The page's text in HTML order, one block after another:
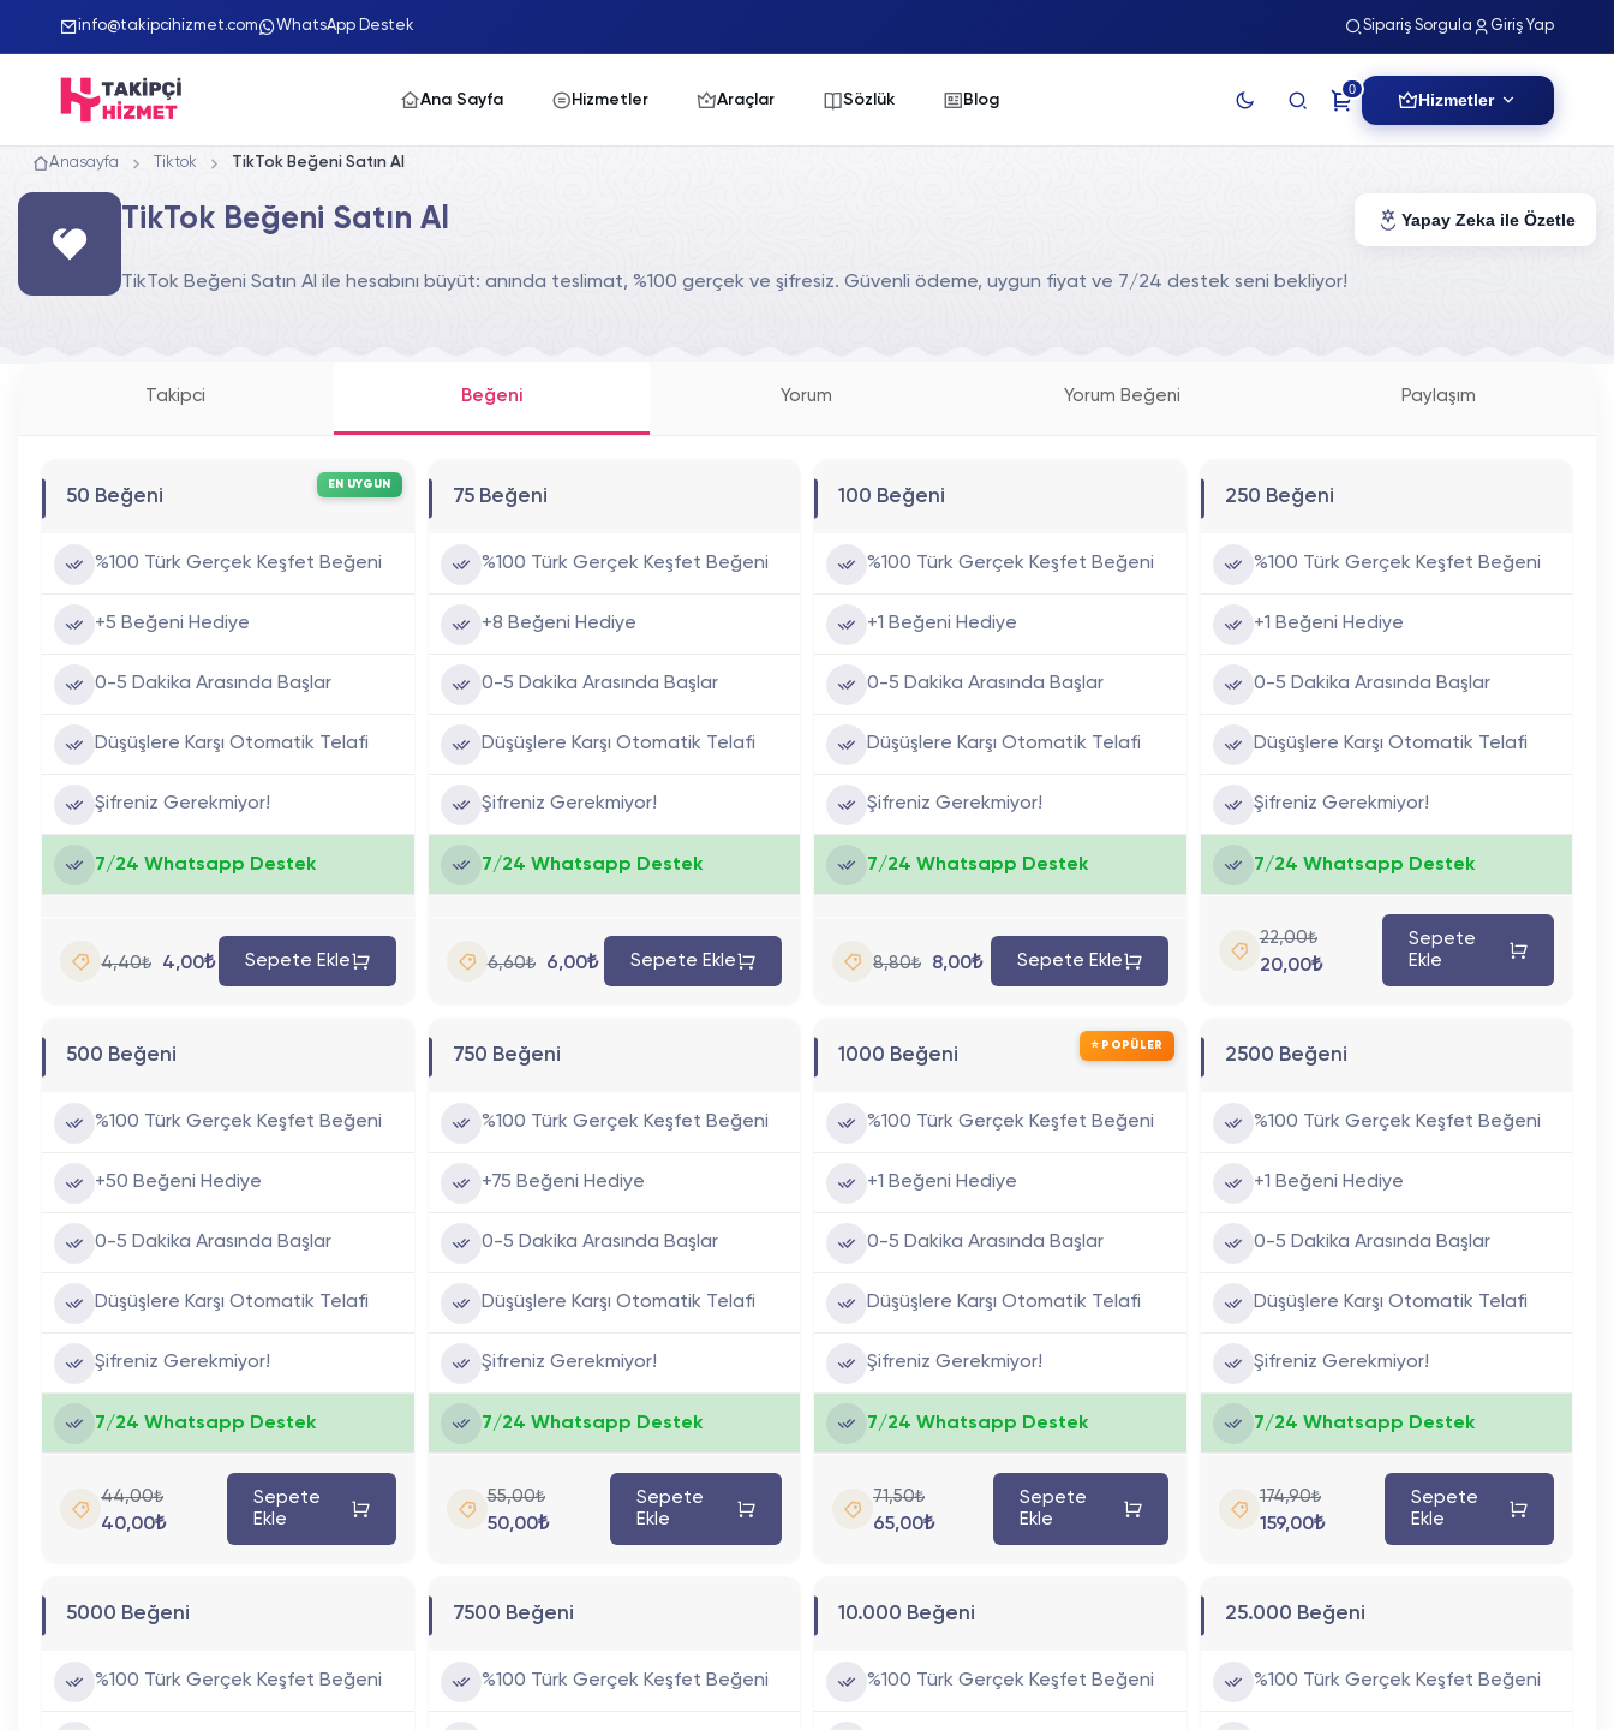
info@takipcihizmet.com WhatsApp Destek Sipariş Sorgula Giriş Yap
Ana Sayfa Hizmetler Araçlar Sözlük Blog
0
Hizmetler
Anasayfa Tiktok TikTok Beğeni Satın Al
TikTok Beğeni Satın Al
TikTok Beğeni Satın Al ile hesabını büyüt: anında teslimat, %100 gerçek ve şifresiz. Güvenli ödeme, uygun fiyat ve 7/24 destek seni bekliyor!
Yapay Zeka ile Özetle
Takipci Beğeni Yorum Yorum Beğeni Paylaşım
EN UYGUN
50 Beğeni
%100 Türk Gerçek Keşfet Beğeni
+5 Beğeni Hediye
0-5 Dakika Arasında Başlar
Düşüşlere Karşı Otomatik Telafi
Şifreniz Gerekmiyor!
7/24 Whatsapp Destek
4,40₺ 4,00₺ Sepete Ekle
75 Beğeni
%100 Türk Gerçek Keşfet Beğeni
+8 Beğeni Hediye
0-5 Dakika Arasında Başlar
Düşüşlere Karşı Otomatik Telafi
Şifreniz Gerekmiyor!
7/24 Whatsapp Destek
6,60₺ 6,00₺ Sepete Ekle
100 Beğeni
%100 Türk Gerçek Keşfet Beğeni
+1 Beğeni Hediye
0-5 Dakika Arasında Başlar
Düşüşlere Karşı Otomatik Telafi
Şifreniz Gerekmiyor!
7/24 Whatsapp Destek
8,80₺ 8,00₺ Sepete Ekle
250 Beğeni
%100 Türk Gerçek Keşfet Beğeni
+1 Beğeni Hediye
0-5 Dakika Arasında Başlar
Düşüşlere Karşı Otomatik Telafi
Şifreniz Gerekmiyor!
7/24 Whatsapp Destek
22,00₺
20,00₺
Sepete
Ekle
500 Beğeni
%100 Türk Gerçek Keşfet Beğeni
+50 Beğeni Hediye
0-5 Dakika Arasında Başlar
Düşüşlere Karşı Otomatik Telafi
Şifreniz Gerekmiyor!
7/24 Whatsapp Destek
44,00₺
40,00₺
Sepete
Ekle
750 Beğeni
%100 Türk Gerçek Keşfet Beğeni
+75 Beğeni Hediye
0-5 Dakika Arasında Başlar
Düşüşlere Karşı Otomatik Telafi
Şifreniz Gerekmiyor!
7/24 Whatsapp Destek
55,00₺
50,00₺
Sepete
Ekle
⭐ POPÜLER
1000 Beğeni
%100 Türk Gerçek Keşfet Beğeni
+1 Beğeni Hediye
0-5 Dakika Arasında Başlar
Düşüşlere Karşı Otomatik Telafi
Şifreniz Gerekmiyor!
7/24 Whatsapp Destek
71,50₺
65,00₺
Sepete
Ekle
2500 Beğeni
%100 Türk Gerçek Keşfet Beğeni
+1 Beğeni Hediye
0-5 Dakika Arasında Başlar
Düşüşlere Karşı Otomatik Telafi
Şifreniz Gerekmiyor!
7/24 Whatsapp Destek
174,90₺
159,00₺
Sepete
Ekle
5000 Beğeni
%100 Türk Gerçek Keşfet Beğeni
7500 Beğeni
%100 Türk Gerçek Keşfet Beğeni
10.000 Beğeni
%100 Türk Gerçek Keşfet Beğeni
25.000 Beğeni
%100 Türk Gerçek Keşfet Beğeni